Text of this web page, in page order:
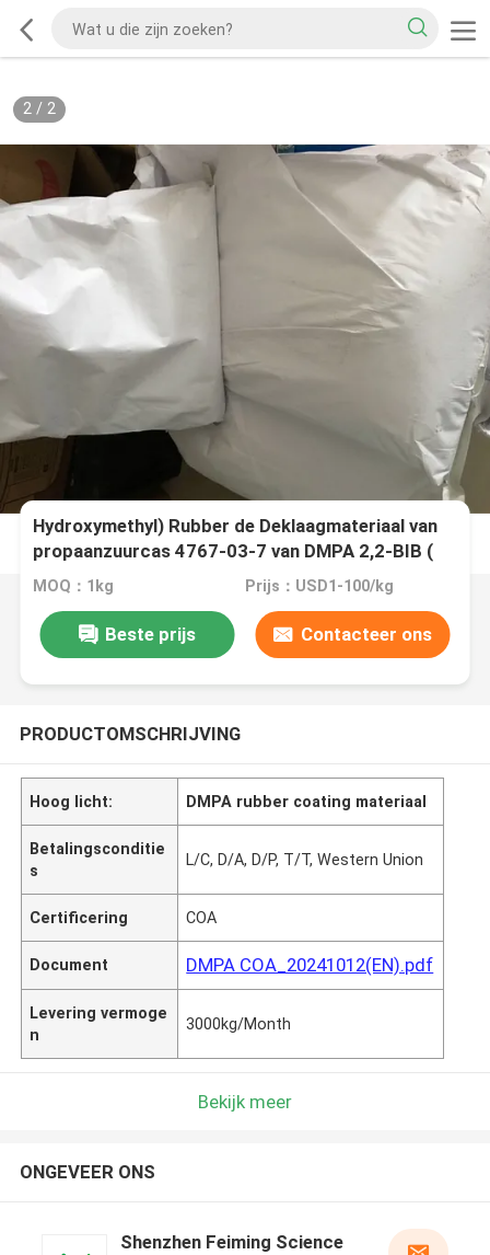
2/ 2
Hydroxymethyl) Rubber de Deklaagmateriaal van
propaanzuurcas 4767-03-7 van DMPA 2,2-BIB (
MOQ：1kg Prijs：USD1-100/kg
Beste prijs Contacteer ons
PRODUCTOMSCHRIJVING
Hoog licht: DMPA rubber coating materiaal
Betalingsconditie
s
L/C, D/A, D/P, T/T, Western Union
Certificering COA
Document DMPA COA_20241012(EN).pdf
Levering vermoge
n
3000kg/Month
Bekijk meer
ONGEVEER ONS
Shenzhen Feiming Science